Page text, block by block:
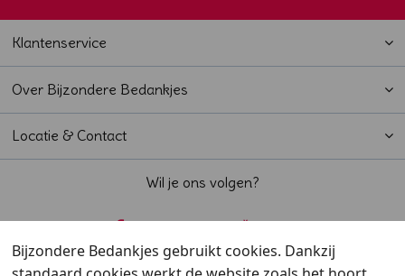
Klantenservice
Over Bijzondere Bedankjes
Locatie & Contact
Wil je ons volgen?
Bijzondere Bedankjes gebruikt cookies. Dankzij